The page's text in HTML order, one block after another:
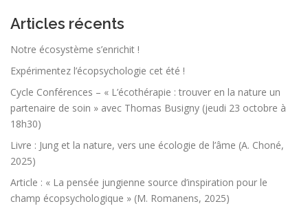
Articles récents
Notre écosystème s’enrichit !
Expérimentez l’écopsychologie cet été !
Cycle Conférences – « L’écothérapie : trouver en la nature un
partenaire de soin » avec Thomas Busigny (jeudi 23 octobre à
18h30)
Livre : Jung et la nature, vers une écologie de l’âme (A. Choné,
2025)
Article : « La pensée jungienne source d’inspiration pour le
champ écopsychologique » (M. Romanens, 2025)